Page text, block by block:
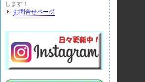
します！
お問合せページ